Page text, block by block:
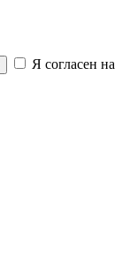
Я согласен на